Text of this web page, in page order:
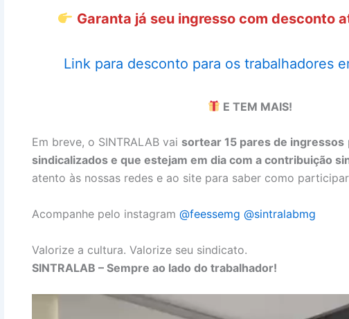
Garanta já seu ingresso com desconto
Link para desconto para os trabalhadores
E TEM MAIS!
Em breve, o SINTRALAB vai sortear 15 pares de ingressos
sindicalizados e que estejam em dia com a contribuição
atento às nossas redes e ao site para saber como
Acompanhe pelo instagram @feessemg @sintralabmg
Valorize a cultura. Valorize seu sindicato.
SINTRALAB – Sempre ao lado do trabalhador!